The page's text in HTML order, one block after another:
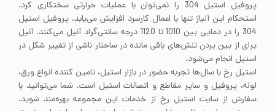
پروفیل استیل 304 را نمی‌توان با عملیات حرارتی سختکاری کرد.
استحکام این آلیاژ تنها با اعمال کارسرد افزایش می‌یابد. پروفیل استیل
304 را در دمایی بین 1010 تا 1120 درجه سانتی‌گراد آنیل می‌کنند. آنیل
برای از بین بردن تنش‌های باقی مانده در ساختار ناشی از تغییر شکل در
استیل انجام می‌شود.
استیل رخ با سال‌ها تجربه حضور در بازار استیل، تامین کننده انواع ورق،
لوله، پروفیل و سایر مقاطع و اتصالات استیل است. شما می‌توانید با
سفارش از سایت استیل رخ از خدمات این مجموعه بهره‌مند شوید.